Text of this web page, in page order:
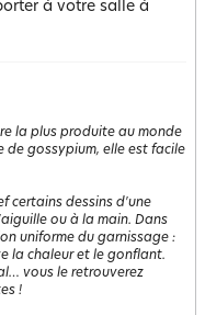
à votre salle à
la plus produite au monde
de gossypium, elle est facile
certains dessins d'une
ou à la main. Dans
uniforme du garnissage :
la chaleur et le gonflant.
vous le retrouverez
!